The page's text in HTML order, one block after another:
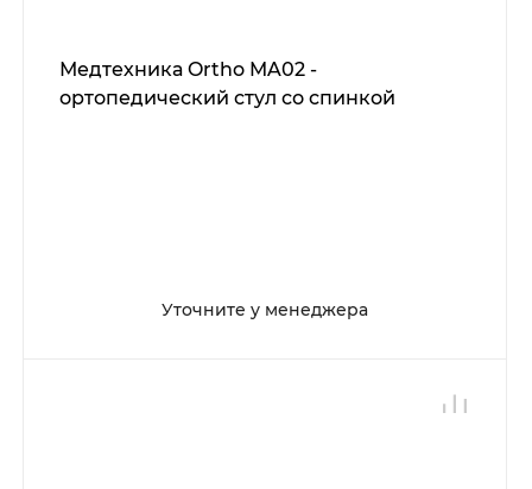
Медтехника Ortho MA02 -
ортопедический стул со спинкой
Уточните у менеджера